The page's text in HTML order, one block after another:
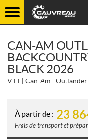
CAN-AM
BLACK 2026
VTT Can-Am Outlander
À partir de : 23
Frais de transport et